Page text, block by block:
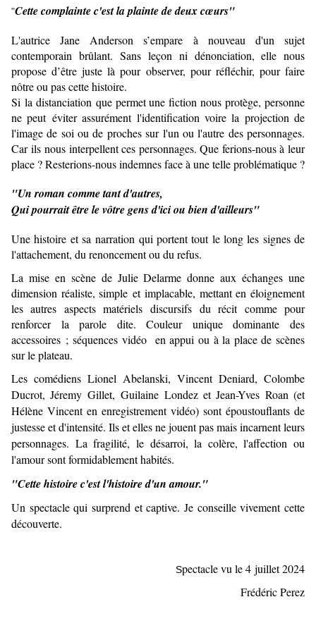
"Cette complainte c'est la plainte de deux cœurs"
L'autrice Jane Anderson s’empare à nouveau d'un sujet
contemporain brûlant. Sans leçon ni dénonciation, elle nous
propose d’être juste là pour observer, pour réfléchir, pour faire
nôtre ou pas cette histoire.
Si la distanciation que permet une fiction nous protège, personne
ne peut éviter assurément l'identification voire la projection de
l'image de soi ou de proches sur l'un ou l'autre des personnages.
Car ils nous interpellent ces personnages. Que ferions-nous à leur
place ? Resterions-nous indemnes face à une telle problématique ?
"Un roman comme tant d'autres,
Qui pourrait être le vôtre gens d'ici ou bien d'ailleurs"
Une histoire et sa narration qui portent tout le long les signes de
l'attachement, du renoncement ou du refus.
La mise en scène de Julie Delarme donne aux échanges une
dimension réaliste, simple et implacable, mettant en éloignement
les autres aspects matériels discursifs du récit comme pour
renforcer la parole dite. Couleur unique dominante des
accessoires ; séquences vidéo en appui ou à la place de scènes
sur le plateau.
Les comédiens Lionel Abelanski, Vincent Deniard, Colombe
Ducrot, Jéremy Gillet, Guilaine Londez et Jean-Yves Roan (et
Hélène Vincent en enregistrement vidéo) sont époustouflants de
justesse et d'intensité. Ils et elles ne jouent pas mais incarnent leurs
personnages. La fragilité, le désarroi, la colère, l'affection ou
l'amour sont formidablement habités.
"Cette histoire c'est l'histoire d'un amour."
Un spectacle qui surprend et captive. Je conseille vivement cette
découverte.
Spectacle vu le 4 juillet 2024
Frédéric Perez